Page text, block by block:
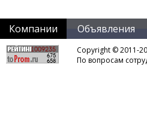
Компании Объявления
Copyright © 2011-
По вопросам